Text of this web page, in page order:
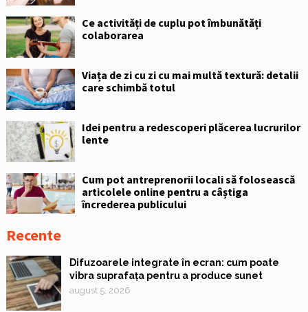
Ce activități de cuplu pot îmbunătăți
colaborarea
Viața de zi cu zi cu mai multă textură: detalii
care schimbă totul
Idei pentru a redescoperi plăcerea lucrurilor
lente
Cum pot antreprenorii locali să folosească
articolele online pentru a câștiga
încrederea publicului
Recente
Difuzoarele integrate în ecran: cum poate
vibra suprafața pentru a produce sunet
august 5, 2026